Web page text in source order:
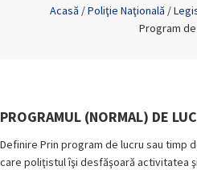
Acasă /Poliţie Naţională /
Program
PROGRAMUL (NORMAL) DE
Definire Prin program de lucru sau timp
care poliţistul îşi desfăşoară activitatea